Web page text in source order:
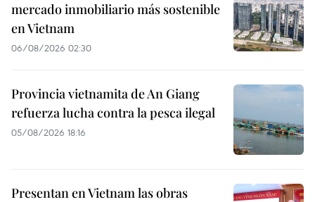
mercado inmobiliario más sostenible
en Vietnam
06/08/2026 02:30
Provincia vietnamita de An Giang
refuerza lucha contra la pesca ilegal
05/08/2026 18:16
Presentan en Vietnam las obras